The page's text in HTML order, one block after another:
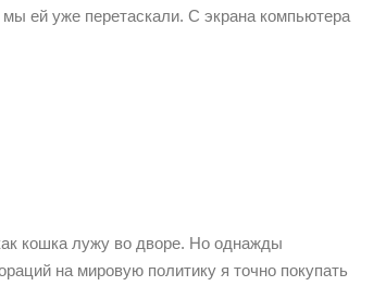
ей уже перетаскали. С экрана компьютера
кошка лужу во дворе. Но однажды
на мировую политику я точно покупать